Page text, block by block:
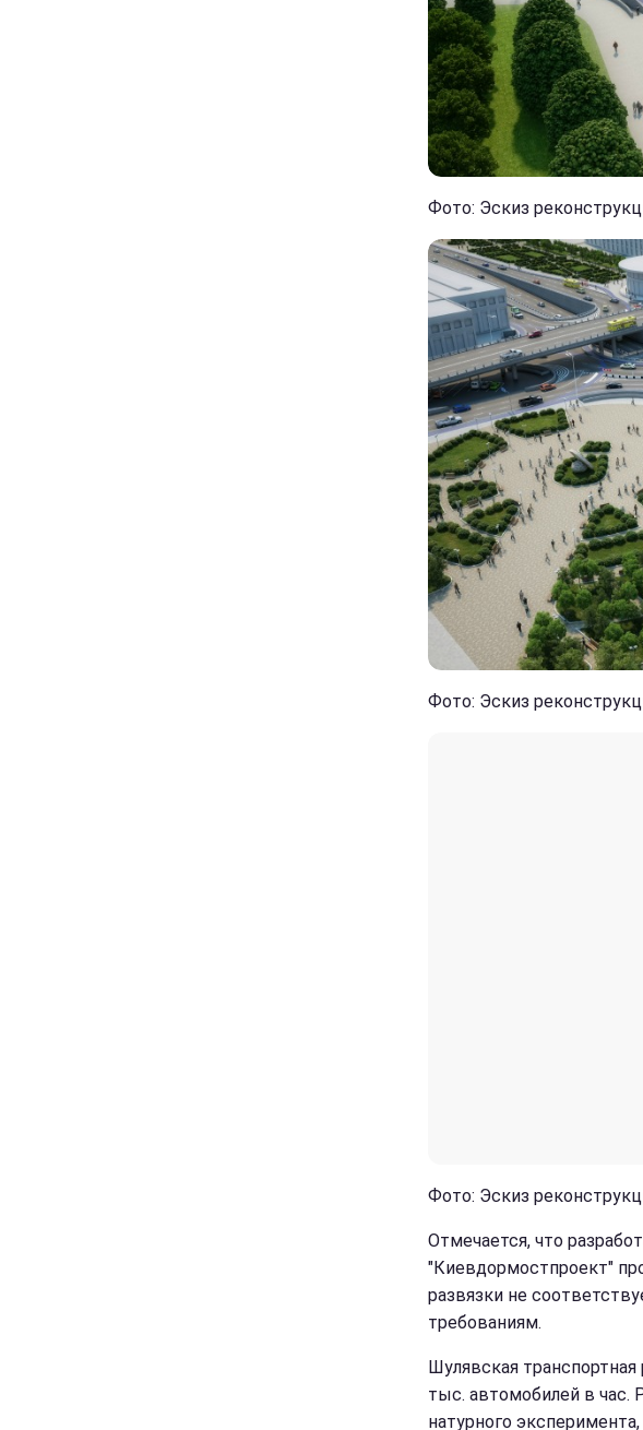
Фото: Эскиз
Фото: Эскиз
Фото: Эскиз
Отмечается, что
"Киевдормостпроект"
развязки не
требованиям.
Шулявская
тыс. автомобилей в час.
натурного